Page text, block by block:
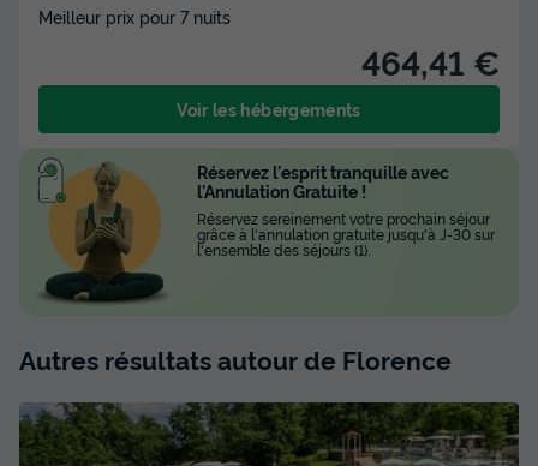
Meilleur prix pour 7 nuits
464,41 €
Voir les hébergements
Autres résultats autour de Florence
Réservez l'esprit tranquille avec
l'Annulation Gratuite !
Réservez sereinement votre prochain séjour
grâce à l'annulation gratuite jusqu'à J-30 sur
l'ensemble des séjours (1).